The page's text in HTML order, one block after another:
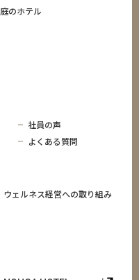
庭のホテル
社員の声
よくある質問
ウェルネス経営への取り組み